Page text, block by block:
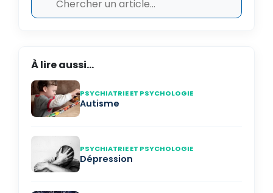
À lire aussi...
PSYCHIATRIE ET PSYCHOLOGIE
Autisme
PSYCHIATRIE ET PSYCHOLOGIE
Dépression